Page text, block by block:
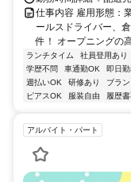
仕事内容 雇用形態：
ールスドライバー、
件！ オープニングの
ランチタイム 社員登用あり
学歴不問
車通勤OK 即日
週払いOK
研修あり ブラ
ピアスOK
服装自由 履歴
アルバイト・パート